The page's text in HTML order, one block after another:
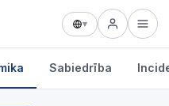
▾
Sabiedrība